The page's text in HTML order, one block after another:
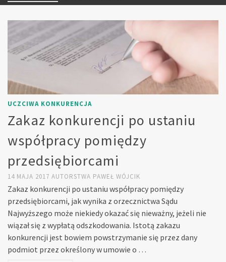
UCZCIWA KONKURENCJA
Zakaz konkurencji po ustaniu
współpracy pomiędzy
przedsiębiorcami
14 MAJA 2017 AUTORSTWA PAWEŁ WÓJCIK
Zakaz konkurencji po ustaniu współpracy pomiędzy
przedsiębiorcami, jak wynika z orzecznictwa Sądu
Najwyższego może niekiedy okazać się nieważny, jeżeli nie
wiązał się z wypłatą odszkodowania. Istotą zakazu
konkurencji jest bowiem powstrzymanie się przez dany
podmiot przez określony w umowie o …